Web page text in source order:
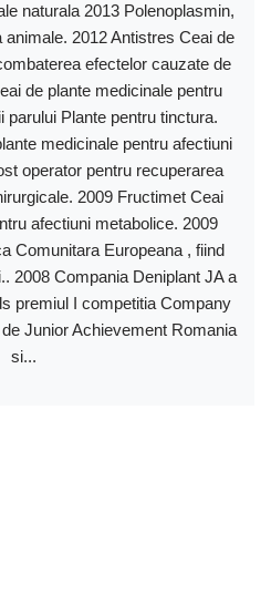
naturala 2013 Polenoplasmin,
animale. 2012 Antistres Ceai de
efectelor cauzate de
de plante medicinale pentru
parului Plante pentru tinctura.
medicinale pentru afectiuni
operator pentru recuperarea
2009 Fructimet Ceai
afectiuni metabolice. 2009
Comunitara Europeana , fiind
2008 Compania Deniplant JA a
premiul I competitia Company
Junior Achievement Romania
si...